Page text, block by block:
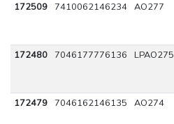
172509 7410062146234 AO277
172480 7046177776136 LPAO275
172479 7046162146135 AO274